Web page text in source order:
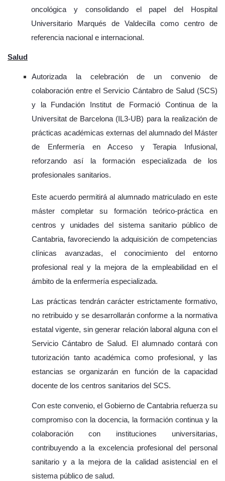
oncológica y consolidando el papel del Hospital
Universitario Marqués de Valdecilla como centro de
referencia nacional e internacional.
Salud
Autorizada la celebración de un convenio de
colaboración entre el Servicio Cántabro de Salud (SCS)
y la Fundación Institut de Formació Continua de la
Universitat de Barcelona (IL3-UB) para la realización de
prácticas académicas externas del alumnado del Máster
de Enfermería en Acceso y Terapia Infusional,
reforzando así la formación especializada de los
profesionales sanitarios.
Este acuerdo permitirá al alumnado matriculado en este
máster completar su formación teórico-práctica en
centros y unidades del sistema sanitario público de
Cantabria, favoreciendo la adquisición de competencias
clínicas avanzadas, el conocimiento del entorno
profesional real y la mejora de la empleabilidad en el
ámbito de la enfermería especializada.
Las prácticas tendrán carácter estrictamente formativo,
no retribuido y se desarrollarán conforme a la normativa
estatal vigente, sin generar relación laboral alguna con el
Servicio Cántabro de Salud. El alumnado contará con
tutorización tanto académica como profesional, y las
estancias se organizarán en función de la capacidad
docente de los centros sanitarios del SCS.
Con este convenio, el Gobierno de Cantabria refuerza su
compromiso con la docencia, la formación continua y la
colaboración con instituciones universitarias,
contribuyendo a la excelencia profesional del personal
sanitario y a la mejora de la calidad asistencial en el
sistema público de salud.